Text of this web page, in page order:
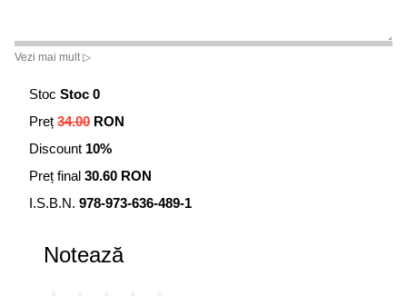
Vezi mai mult ▷
Stoc Stoc 0
Preț 34.00 RON
Discount 10%
Preț final 30.60 RON
I.S.B.N. 978-973-636-489-1
Notează